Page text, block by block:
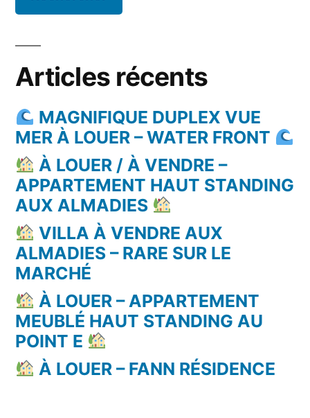
Articles récents
MAGNIFIQUE DUPLEX VUE
MER À LOUER – WATER FRONT
À LOUER / À VENDRE –
APPARTEMENT HAUT STANDING
AUX ALMADIES
VILLA À VENDRE AUX
ALMADIES – RARE SUR LE
MARCHÉ
À LOUER – APPARTEMENT
MEUBLÉ HAUT STANDING AU
POINT E
À LOUER – FANN RÉSIDENCE